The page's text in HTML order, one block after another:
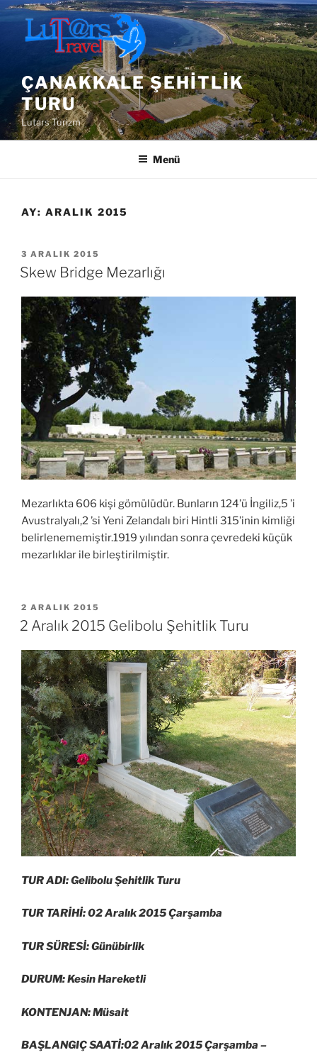
İçeriğe
geç
ÇANAKKALE ŞEHITLIK
TURU
Lutars Turizm
Menü
AY: ARALIK 2015
YAYIM
TARIHI
3 ARALIK 2015
Skew Bridge Mezarlığı
Mezarlıkta 606 kişi gömülüdür. Bunların 124’ü İngiliz,5 ’i
Avustralyalı,2 ’si Yeni Zelandalı biri Hintli 315’inin kimliği
belirlenememiştir.1919 yılından sonra çevredeki küçük
mezarlıklar ile birleştirilmiştir.
YAYIM
TARIHI
2 ARALIK 2015
2 Aralık 2015 Gelibolu Şehitlik Turu
TUR ADI: Gelibolu Şehitlik Turu
TUR TARİHİ: 02 Aralık 2015 Çarşamba
TUR SÜRESİ: Günübirlik
DURUM: Kesin Hareketli
KONTENJAN: Müsait
BAŞLANGIÇ SAATİ:02 Aralık 2015 Çarşamba –